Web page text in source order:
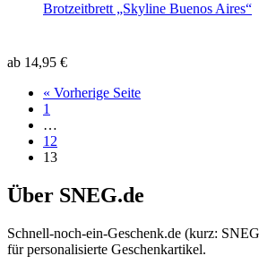
Brotzeitbrett „Skyline Buenos Aires“
ab 14,95 €
« Vorherige Seite
1
…
12
13
Über SNEG.de
Schnell-noch-ein-Geschenk.de (kurz:
für personalisierte Geschenkartikel.